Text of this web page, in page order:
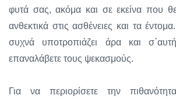
φυτά σας, ακόμα και σε εκείνα που
ανθεκτικά στις ασθένειες και τα
συχνά υποτροπιάζει άρα και
επαναλάβετε τους ψεκασμούς.
Για να περιορίσετε την